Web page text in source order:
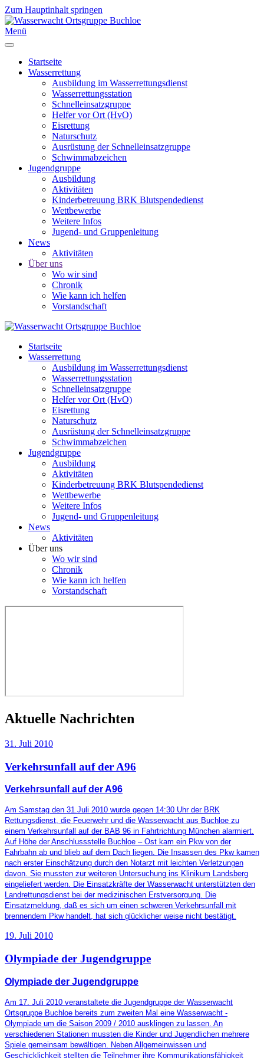
Zum Hauptinhalt springen
Menü
Startseite
Wasserrettung
Ausbildung im Wasserrettungsdienst
Wasserrettungsstation
Schnelleinsatzgruppe
Helfer vor Ort (HvO)
Eisrettung
Naturschutz
Ausrüstung der Schnelleinsatzgruppe
Schwimmabzeichen
Jugendgruppe
Ausbildung
Aktivitäten
Kinderbetreuung BRK Blutspendedienst
Wettbewerbe
Weitere Infos
Jugend- und Gruppenleitung
News
Aktivitäten
Über uns
Wo wir sind
Chronik
Wie kann ich helfen
Vorstandschaft
Startseite
Wasserrettung
Ausbildung im Wasserrettungsdienst
Wasserrettungsstation
Schnelleinsatzgruppe
Helfer vor Ort (HvO)
Eisrettung
Naturschutz
Ausrüstung der Schnelleinsatzgruppe
Schwimmabzeichen
Jugendgruppe
Ausbildung
Aktivitäten
Kinderbetreuung BRK Blutspendedienst
Wettbewerbe
Weitere Infos
Jugend- und Gruppenleitung
News
Aktivitäten
Über uns
Wo wir sind
Chronik
Wie kann ich helfen
Vorstandschaft
Aktuelle Nachrichten
31. Juli 2010
Verkehrsunfall auf der A96
Verkehrsunfall auf der A96
Am Samstag den 31.Juli 2010 wurde gegen 14:30 Uhr der BRK
Rettungsdienst, die Feuerwehr und die Wasserwacht aus Buchloe zu
einem Verkehrsunfall auf der BAB 96 in Fahrtrichtung München alarmiert.
Auf Höhe der Anschlussstelle Buchloe – Ost kam ein Pkw von der
Fahrbahn ab und blieb auf dem Dach liegen. Die Insassen des Pkw kamen
nach erster Einschätzung durch den Notarzt mit leichten Verletzungen
davon. Sie mussten zur weiteren Untersuchung ins Klinikum Landsberg
eingeliefert werden. Die Einsatzkräfte der Wasserwacht unterstützten den
Landrettungsdienst bei der medizinischen Erstversorgung. Die
Einsatzmeldung, daß es sich um einen schweren Verkehrsunfall mit
brennendem Pkw handelt, hat sich glücklicher weise nicht bestätigt.
19. Juli 2010
Olympiade der Jugendgruppe
Olympiade der Jugendgruppe
Am 17. Juli 2010 veranstaltete die Jugendgruppe der Wasserwacht
Ortsgruppe Buchloe bereits zum zweiten Mal eine Wasserwacht -
Olympiade um die Saison 2009 / 2010 ausklingen zu lassen. An
verschiedenen Stationen mussten die Kinder und Jugendlichen mehrere
Spiele gemeinsam bewältigen. Neben Allgemeinwissen und
Geschicklichkeit stellten die Teilnehmer ihre Kommunikationsfähigkeit